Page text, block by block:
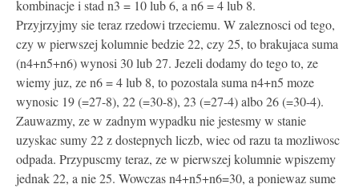
kombinacje i stad n3 = 10 lub 6, a n6 = 4 lub 8.
Przyjrzyjmy sie teraz rzedowi trzeciemu. W zaleznosci od tego,
czy w pierwszej kolumnie bedzie 22, czy 25, to brakujaca suma
(n4+n5+n6) wynosi 30 lub 27. Jezeli dodamy do tego to, ze
wiemy juz, ze n6 = 4 lub 8, to pozostala suma n4+n5 moze
wynosic 19 (=27-8), 22 (=30-8), 23 (=27-4) albo 26 (=30-4).
Zauwazmy, ze w zadnym wypadku nie jestesmy w stanie
uzyskac sumy 22 z dostepnych liczb, wiec od razu ta mozliwosc
odpada. Przypuscmy teraz, ze w pierwszej kolumnie wpiszemy
jednak 22, a nie 25. Wowczas n4+n5+n6=30, a poniewaz sume